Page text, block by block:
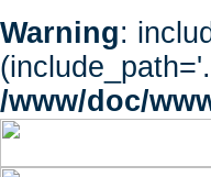
Warning:
/www/doc/